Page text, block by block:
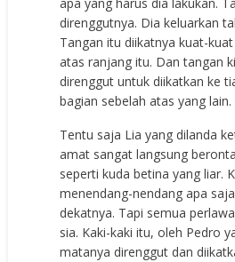
direnggutnya. Dia keluarkan
Tangan itu diikatnya kuat-
atas ranjang itu. Dan tangan
direnggut untuk diikatkan ke
bagian sebelah atas yang lain.
Tentu saja Lia yang dilanda
amat sangat langsung
seperti kuda betina yang liar.
menendang-nendang apa
dekatnya. Tapi semua
sia. Kaki-kaki itu, oleh Pedro
matanya direnggut dan